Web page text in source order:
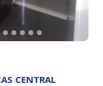
CENTRAL